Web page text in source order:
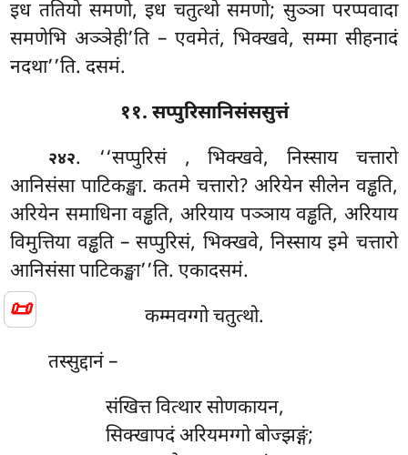
📜
इध ततियो समणो, इध चतुत्थोसमणो; सुञ्ञा परप्पवादा
समणेभि अञ्ञेही’ति – एवमेतं, भिक्खवे, सम्मा सीहनादं
नदथा’’ति. दसमं.
११. सप्पुरिसानिसंससुत्तं
२४२. ‘‘सप्पुरिसं , भिक्खवे, निस्साय चत्तारो
आनिसंसा पाटिकङ्खा. कतमे चत्तारो? अरियेन सीलेन वड्ढति,
अरियेन समाधिना वड्ढति, अरियाय पञ्ञाय वड्ढति, अरियाय
विमुत्तिया वड्ढति – सप्पुरिसं, भिक्खवे, निस्साय इमे चत्तारो
आनिसंसा पाटिकङ्खा’’ति. एकादसमं.
कम्मवग्गो चतुत्थो.
तस्सुद्दानं –
संखित्त वित्थार सोणकायन,
सिक्खापदं अरियमग्गो बोज्झङ्गं;